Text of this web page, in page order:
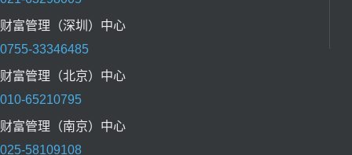
财富管理（深圳）中心
0755-33346485
财富管理（北京）中心
010-65210795
财富管理（南京）中心
025-58109108